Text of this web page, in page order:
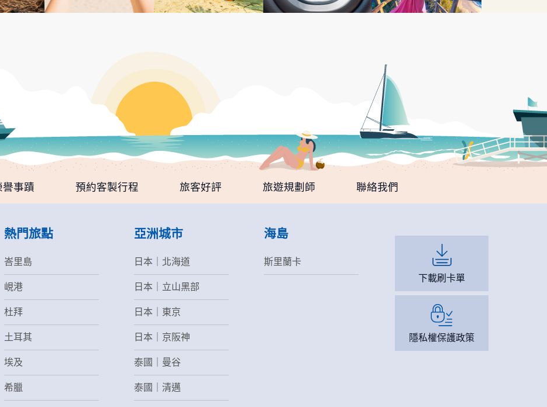
林彤的服務沒話說的好👍，很貼心且熱心處理意外情況，補救措施也令人滿意！非常推薦！
思錡從簽約到出發前的行程說明解說得很詳細，只要有任何小問題都很貼心回答並給予建議👍👍👍 服
優秀👏
譽事蹟 預約客製行程 旅客好評 旅遊規劃師 聯絡我們
熱門旅點
峇里島
峴港
杜拜
土耳其
埃及
希臘
亞洲城市
日本｜北海道
日本｜立山黑部
日本｜東京
日本｜京阪神
泰國｜曼谷
泰國｜清邁
海島
斯里蘭卡
下載刷卡單
隱私權保護政策